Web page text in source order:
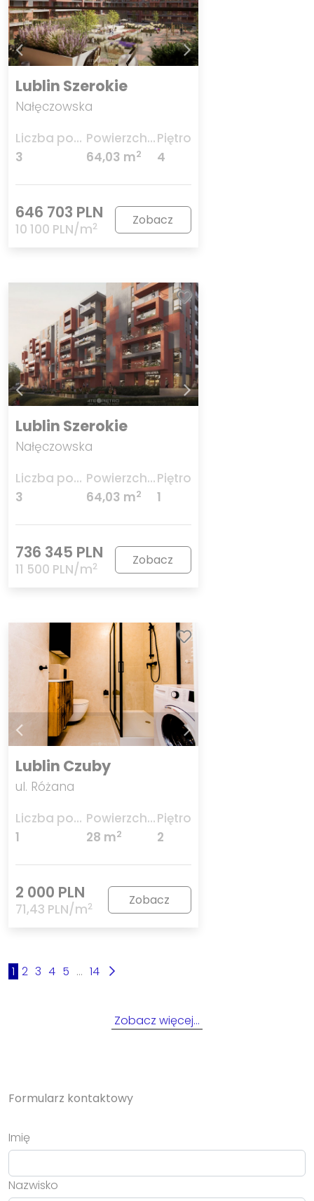
Lublin Szerokie
Nałęczowska
Liczba pokoi
3
Powierzchnia
64,03 m2
Piętro
4
646 703 PLN
10 100 PLN/m2 Zobacz
Lublin Szerokie
Nałęczowska
Liczba pokoi
3
Powierzchnia
64,03 m2
Piętro
1
736 345 PLN
11 500 PLN/m2 Zobacz
Lublin Czuby
ul. Różana
Liczba pokoi
1
Powierzchnia
28 m2
Piętro
2
2 000 PLN
71,43 PLN/m2 Zobacz
1 2 3 4 5 ... 14
Zobacz więcej…
Formularz kontaktowy
Imię
Nazwisko